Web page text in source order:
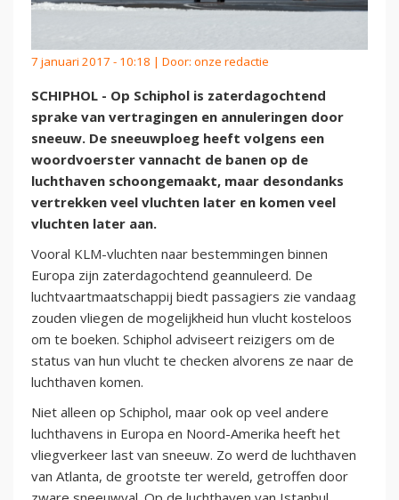
7 januari 2017 - 10:18 | Door: onze redactie
SCHIPHOL - Op Schiphol is zaterdagochtend
sprake van vertragingen en annuleringen door
sneeuw. De sneeuwploeg heeft volgens een
woordvoerster vannacht de banen op de
luchthaven schoongemaakt, maar desondanks
vertrekken veel vluchten later en komen veel
vluchten later aan.
Vooral KLM-vluchten naar bestemmingen binnen
Europa zijn zaterdagochtend geannuleerd. De
luchtvaartmaatschappij biedt passagiers zie vandaag
zouden vliegen de mogelijkheid hun vlucht kosteloos
om te boeken. Schiphol adviseert reizigers om de
status van hun vlucht te checken alvorens ze naar de
luchthaven komen.
Niet alleen op Schiphol, maar ook op veel andere
luchthavens in Europa en Noord-Amerika heeft het
vliegverkeer last van sneeuw. Zo werd de luchthaven
van Atlanta, de grootste ter wereld, getroffen door